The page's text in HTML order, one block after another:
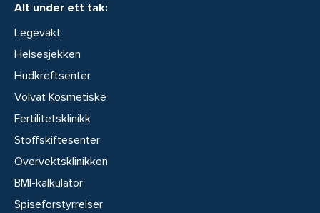
Alt under ett tak:
Legevakt
Helsesjekken
Hudkreftsenter
Volvat Kosmetiske
Fertilitetsklinikk
Stoffskiftesenter
Overvektsklinikken
BMI-kalkulator
Spiseforstyrrelser